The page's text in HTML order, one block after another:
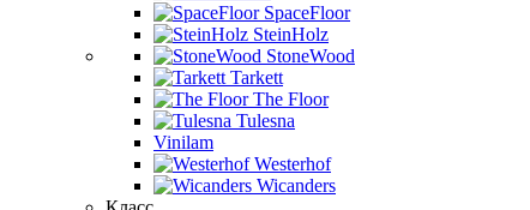
SpaceFloor
SteinHolz
StoneWood
Tarkett
The Floor
Tulesna
Vinilam
Westerhof
Wicanders